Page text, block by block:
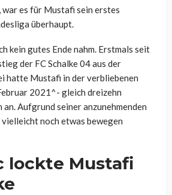
war es für Mustafi sein erstes
überhaupt.
kein gutes Ende nahm. Erstmals seit
der FC Schalke 04 aus der
hatte Mustafi in der verbliebenen
2021^- gleich dreizehn
Aufgrund seiner anzunehmenden
noch etwas bewegen
lockte Mustafi